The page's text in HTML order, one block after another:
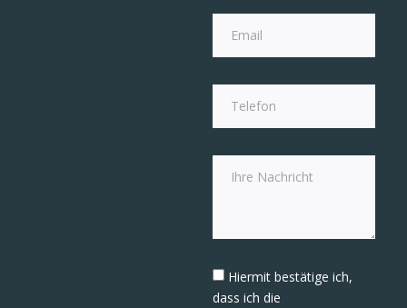
Hiermit bestätige ich,
dass ich die